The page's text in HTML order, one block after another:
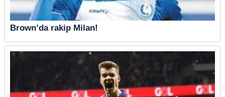
Brown’da rakip Milan!